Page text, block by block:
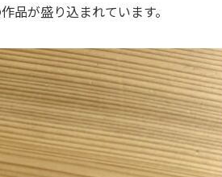
が盛り込まれています。